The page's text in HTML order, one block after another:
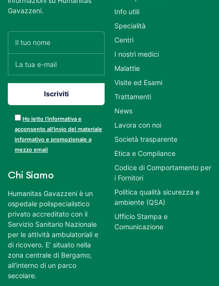
Gavazzeni.
Ho letto l’informativa e
acconsento all’invio del materiale
informativo e promozionale a
mezzo email
Chi Siamo
Humanitas Gavazzeni è un
ospedale polispecialistico
privato accreditato con il
Servizio Sanitario Nazionale
per le attività ambulatoriali e
di ricovero. E’ situato nella
zona centrale di Bergamo,
all’interno di un parco
secolare.
Info utili
Specialità
Centri
I nostri medici
Malattie
Visite ed Esami
Trattamenti
News
Lavora con noi
Società trasparente
Etica e Compliance
Codice di Comportamento per
i Fornitori
Politica qualità sicurezza e
ambiente (QSA)
Ufficio Stampa e
Comunicazione